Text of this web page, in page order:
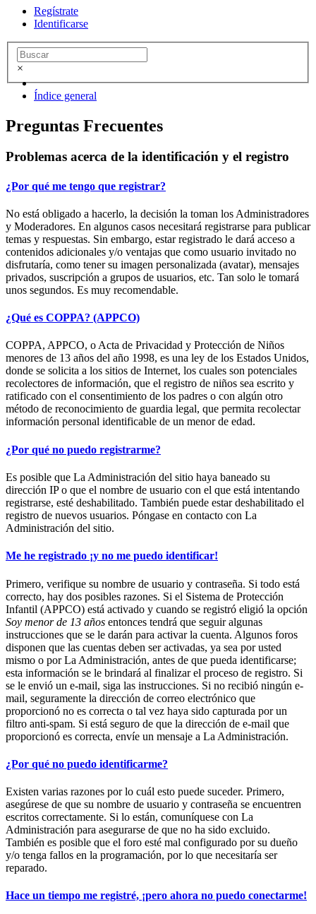
Regístrate
Identificarse
×
Índice general
Preguntas Frecuentes
Problemas acerca de la identificación y el registro
¿Por qué me tengo que registrar?
No está obligado a hacerlo, la decisión la toman los Administradores
y Moderadores. En algunos casos necesitará registrarse para publicar
temas y respuestas. Sin embargo, estar registrado le dará acceso a
contenidos adicionales y/o ventajas que como usuario invitado no
disfrutaría, como tener su imagen personalizada (avatar), mensajes
privados, suscripción a grupos de usuarios, etc. Tan solo le tomará
unos segundos. Es muy recomendable.
¿Qué es COPPA? (APPCO)
COPPA, APPCO, o Acta de Privacidad y Protección de Niños
menores de 13 años del año 1998, es una ley de los Estados Unidos,
donde se solicita a los sitios de Internet, los cuales son potenciales
recolectores de información, que el registro de niños sea escrito y
ratificado con el consentimiento de los padres o con algún otro
método de reconocimiento de guardia legal, que permita recolectar
información personal identificable de un menor de edad.
¿Por qué no puedo registrarme?
Es posible que La Administración del sitio haya baneado su
dirección IP o que el nombre de usuario con el que está intentando
registrarse, esté deshabilitado. También puede estar deshabilitado el
registro de nuevos usuarios. Póngase en contacto con La
Administración del sitio.
Me he registrado ¡y no me puedo identificar!
Primero, verifique su nombre de usuario y contraseña. Si todo está
correcto, hay dos posibles razones. Si el Sistema de Protección
Infantil (APPCO) está activado y cuando se registró eligió la opción
Soy menor de 13 años entonces tendrá que seguir algunas
instrucciones que se le darán para activar la cuenta. Algunos foros
disponen que las cuentas deben ser activadas, ya sea por usted
mismo o por La Administración, antes de que pueda identificarse;
esta información se le brindará al finalizar el proceso de registro. Si
se le envió un e-mail, siga las instrucciones. Si no recibió ningún e-
mail, seguramente la dirección de correo electrónico que
proporcionó no es correcta o tal vez haya sido capturada por un
filtro anti-spam. Si está seguro de que la dirección de e-mail que
proporcionó es correcta, envíe un mensaje a La Administración.
¿Por qué no puedo identificarme?
Existen varias razones por lo cuál esto puede suceder. Primero,
asegúrese de que su nombre de usuario y contraseña se encuentren
escritos correctamente. Si lo están, comuníquese con La
Administración para asegurarse de que no ha sido excluido.
También es posible que el foro esté mal configurado por su dueño
y/o tenga fallos en la programación, por lo que necesitaría ser
reparado.
Hace un tiempo me registré, ¡pero ahora no puedo conectarme!